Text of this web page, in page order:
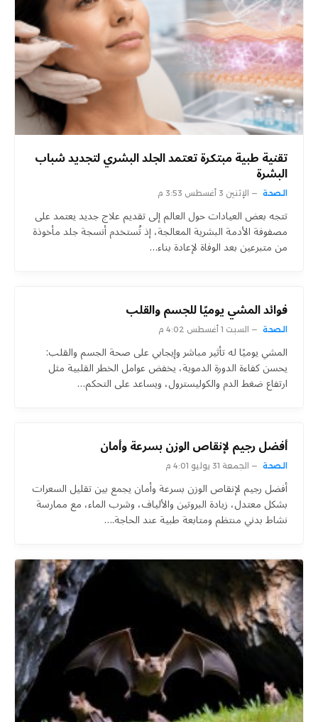
تقنية طبية مبتكرة تعتمد الجلد البشري لتجديد شباب
البشرة
الصحة الإثنين 3 أغسطس 3:53 م
تتجه بعض العيادات حول العالم إلى تقديم علاج جديد يعتمد على
مصفوفة الأدمة البشرية المعالجة، إذ تُستخدم أنسجة جلد مأخوذة
من متبرعين بعد الوفاة لإعادة بناء…
فوائد المشي يوميًا للجسم والقلب
الصحة السبت 1 أغسطس 4:02 م
المشي يوميًا له تأثير مباشر وإيجابي على صحة الجسم والقلب:
يحسن كفاءة الدورة الدموية، يخفض عوامل الخطر القلبية مثل
ارتفاع ضغط الدم والكوليسترول، ويساعد على التحكم…
أفضل رجيم لإنقاص الوزن بسرعة وأمان
الصحة الجمعة 31 يوليو 4:01 م
أفضل رجيم لإنقاص الوزن بسرعة وأمان يجمع بين تقليل السعرات
بشكل معتدل، زيادة البروتين والألياف، وشرب الماء، مع ممارسة
نشاط بدني منتظم ومتابعة طبية عند الحاجة.…